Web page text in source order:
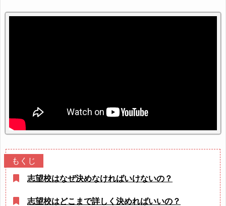
志望校はなぜ決めなければいけないの？
志望校はどこまで詳しく決めればいいの？